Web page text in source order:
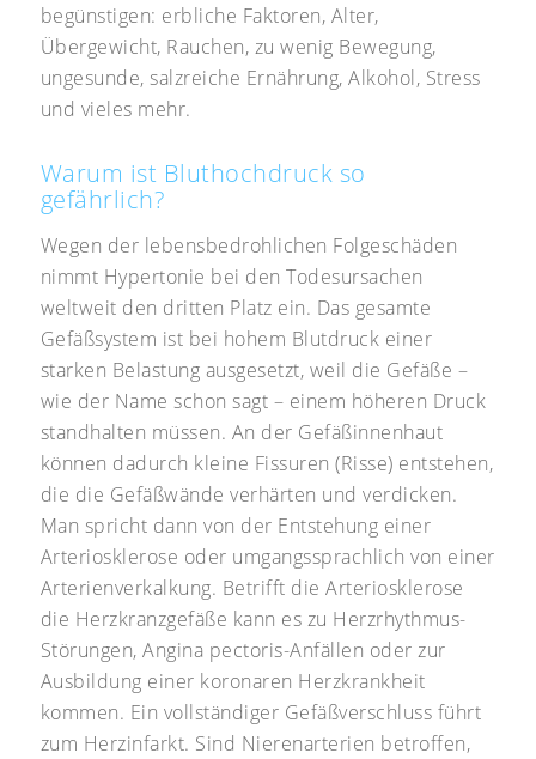
begünstigen: erbliche Faktoren, Alter,
Übergewicht, Rauchen, zu wenig Bewegung,
ungesunde, salzreiche Ernährung, Alkohol, Stress
und vieles mehr.
Warum ist Bluthochdruck so
gefährlich?
Wegen der lebensbedrohlichen Folgeschäden
nimmt Hypertonie bei den Todesursachen
weltweit den dritten Platz ein. Das gesamte
Gefäßsystem ist bei hohem Blutdruck einer
starken Belastung ausgesetzt, weil die Gefäße –
wie der Name schon sagt – einem höheren Druck
standhalten müssen. An der Gefäßinnenhaut
können dadurch kleine Fissuren (Risse) entstehen,
die die Gefäßwände verhärten und verdicken.
Man spricht dann von der Entstehung einer
Arteriosklerose oder umgangssprachlich von einer
Arterienverkalkung. Betrifft die Arteriosklerose
die Herzkranzgefäße kann es zu Herzrhythmus-
Störungen, Angina pectoris-Anfällen oder zur
Ausbildung einer koronaren Herzkrankheit
kommen. Ein vollständiger Gefäßverschluss führt
zum Herzinfarkt. Sind Nierenarterien betroffen,